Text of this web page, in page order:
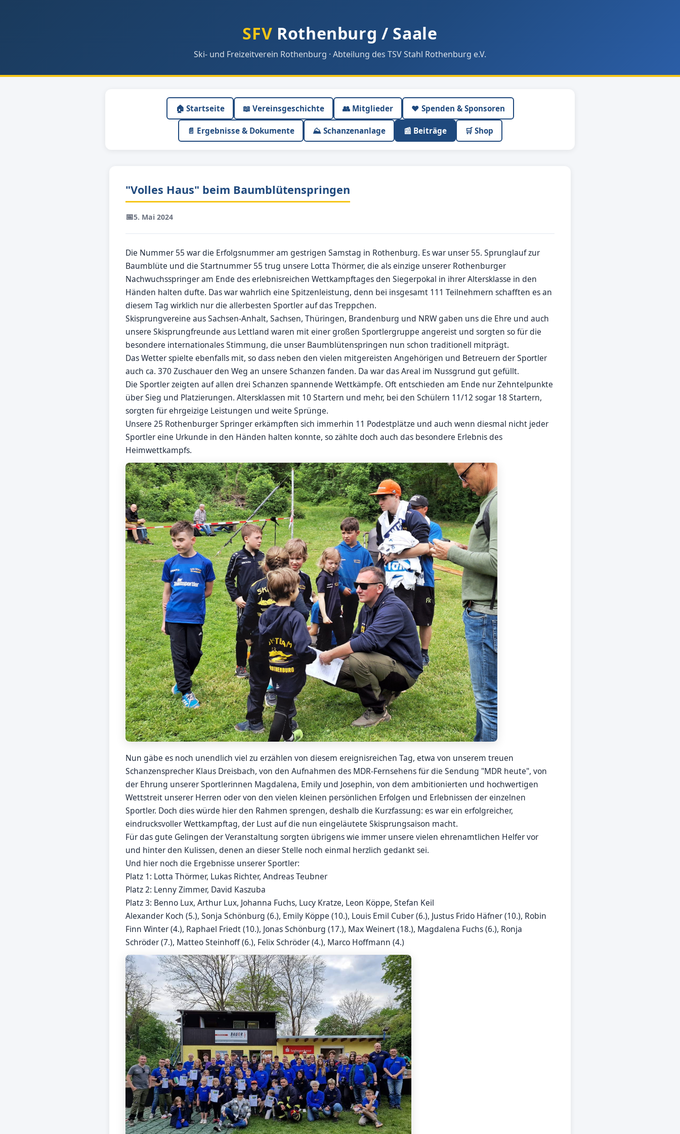
SFV Rothenburg / Saale
Ski- und Freizeitverein Rothenburg · Abteilung des TSV Stahl Rothenburg e.V.
🏠 Startseite 📖 Vereinsgeschichte 👥 Mitglieder ❤️ Spenden & Sponsoren
📄 Ergebnisse & Dokumente ⛰ Schanzenanlage 📰 Beiträge 🛒 Shop
"Volles Haus" beim Baumblütenspringen
📅5. Mai 2024
Die Nummer 55 war die Erfolgsnummer am gestrigen Samstag in Rothenburg. Es war unser 55. Sprunglauf zur
Baumblüte und die Startnummer 55 trug unsere Lotta Thörmer, die als einzige unserer Rothenburger
Nachwuchsspringer am Ende des erlebnisreichen Wettkampftages den Siegerpokal in ihrer Altersklasse in den
Händen halten dufte. Das war wahrlich eine Spitzenleistung, denn bei insgesamt 111 Teilnehmern schafften es an
diesem Tag wirklich nur die allerbesten Sportler auf das Treppchen.
Skisprungvereine aus Sachsen-Anhalt, Sachsen, Thüringen, Brandenburg und NRW gaben uns die Ehre und auch
unsere Skisprungfreunde aus Lettland waren mit einer großen Sportlergruppe angereist und sorgten so für die
besondere internationales Stimmung, die unser Baumblütenspringen nun schon traditionell mitprägt.
Das Wetter spielte ebenfalls mit, so dass neben den vielen mitgereisten Angehörigen und Betreuern der Sportler
auch ca. 370 Zuschauer den Weg an unsere Schanzen fanden. Da war das Areal im Nussgrund gut gefüllt.
Die Sportler zeigten auf allen drei Schanzen spannende Wettkämpfe. Oft entschieden am Ende nur Zehntelpunkte
über Sieg und Platzierungen. Altersklassen mit 10 Startern und mehr, bei den Schülern 11/12 sogar 18 Startern,
sorgten für ehrgeizige Leistungen und weite Sprünge.
Unsere 25 Rothenburger Springer erkämpften sich immerhin 11 Podestplätze und auch wenn diesmal nicht jeder
Sportler eine Urkunde in den Händen halten konnte, so zählte doch auch das besondere Erlebnis des
Heimwettkampfs.
Nun gäbe es noch unendlich viel zu erzählen von diesem ereignisreichen Tag, etwa von unserem treuen
Schanzensprecher Klaus Dreisbach, von den Aufnahmen des MDR-Fernsehens für die Sendung "MDR heute", von
der Ehrung unserer Sportlerinnen Magdalena, Emily und Josephin, von dem ambitionierten und hochwertigen
Wettstreit unserer Herren oder von den vielen kleinen persönlichen Erfolgen und Erlebnissen der einzelnen
Sportler. Doch dies würde hier den Rahmen sprengen, deshalb die Kurzfassung: es war ein erfolgreicher,
eindrucksvoller Wettkampftag, der Lust auf die nun eingeläutete Skisprungsaison macht.
Für das gute Gelingen der Veranstaltung sorgten übrigens wie immer unsere vielen ehrenamtlichen Helfer vor
und hinter den Kulissen, denen an dieser Stelle noch einmal herzlich gedankt sei.
Und hier noch die Ergebnisse unserer Sportler:
Platz 1: Lotta Thörmer, Lukas Richter, Andreas Teubner
Platz 2: Lenny Zimmer, David Kaszuba
Platz 3: Benno Lux, Arthur Lux, Johanna Fuchs, Lucy Kratze, Leon Köppe, Stefan Keil
Alexander Koch (5.), Sonja Schönburg (6.), Emily Köppe (10.), Louis Emil Cuber (6.), Justus Frido Häfner (10.), Robin
Finn Winter (4.), Raphael Friedt (10.), Jonas Schönburg (17.), Max Weinert (18.), Magdalena Fuchs (6.), Ronja
Schröder (7.), Matteo Steinhoff (6.), Felix Schröder (4.), Marco Hoffmann (4.)